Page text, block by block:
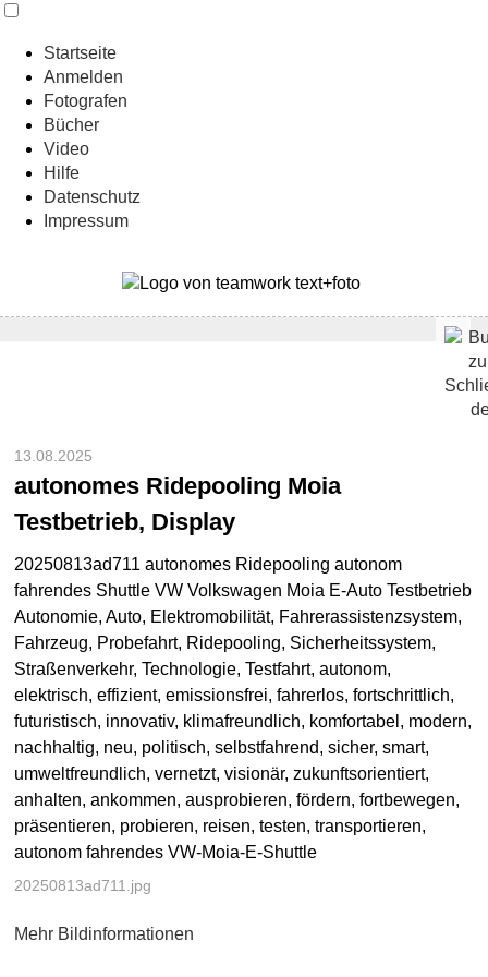
Startseite
Anmelden
Fotografen
Bücher
Video
Hilfe
Datenschutz
Impressum
13.08.2025
autonomes Ridepooling Moia
Testbetrieb, Display
20250813ad711 autonomes Ridepooling autonom
fahrendes Shuttle VW Volkswagen Moia E-Auto Testbetrieb
Autonomie, Auto, Elektromobilität, Fahrerassistenzsystem,
Fahrzeug, Probefahrt, Ridepooling, Sicherheitssystem,
Straßenverkehr, Technologie, Testfahrt, autonom,
elektrisch, effizient, emissionsfrei, fahrerlos, fortschrittlich,
futuristisch, innovativ, klimafreundlich, komfortabel, modern,
nachhaltig, neu, politisch, selbstfahrend, sicher, smart,
umweltfreundlich, vernetzt, visionär, zukunftsorientiert,
anhalten, ankommen, ausprobieren, fördern, fortbewegen,
präsentieren, probieren, reisen, testen, transportieren,
autonom fahrendes VW-Moia-E-Shuttle
20250813ad711.jpg
Mehr Bildinformationen